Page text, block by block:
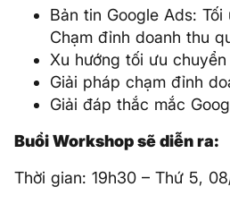
Bản tin Google Ads:
Chạm đỉnh doanh thu
Xu hướng tối ưu
Giải pháp chạm đỉnh
Giải đáp thắc mắc
Buổi Workshop sẽ diễn ra:
Thời gian: 19h30 – Thứ 5,